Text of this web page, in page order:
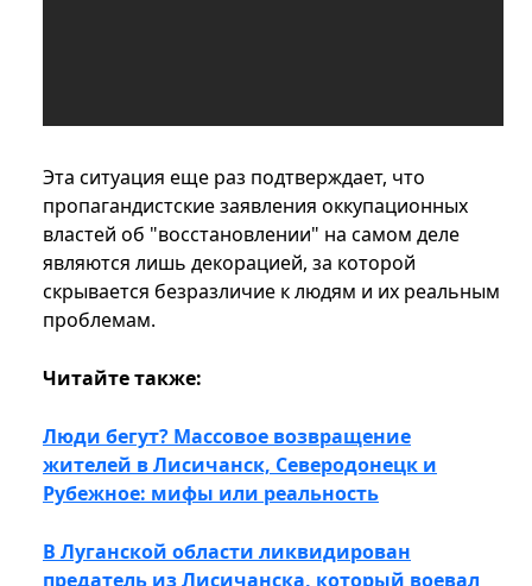
Эта ситуация еще раз подтверждает, что
пропагандистские заявления оккупационных
властей об "восстановлении" на самом деле
являются лишь декорацией, за которой
скрывается безразличие к людям и их реальным
проблемам.
Читайте также:
Люди бегут? Массовое возвращение
жителей в Лисичанск, Северодонецк и
Рубежное: мифы или реальность
В Луганской области ликвидирован
предатель из Лисичанска, который воевал